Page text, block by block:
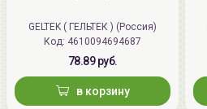
GELTEK ( ГЕЛЬТЕК ) (Россия)
Код: 4610094694687
78.89 руб.
в корзину